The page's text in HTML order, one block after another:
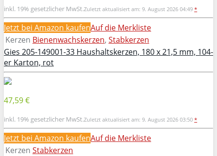
inkl. 19% gesetzlicher MwSt.Zuletzt aktualisiert am: 9. August 2026 04:49 *
Jetzt bei Amazon kaufenAuf die Merkliste
Kerzen Bienenwachskerzen, Stabkerzen
Gies 205-149001-33 Haushaltskerzen, 180 x 21,5 mm, 104-
er Karton, rot
47,59 €
inkl. 19% gesetzlicher MwSt.Zuletzt aktualisiert am: 9. August 2026 03:50 *
Jetzt bei Amazon kaufenAuf die Merkliste
Kerzen Stabkerzen